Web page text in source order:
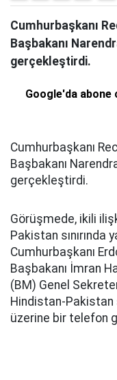
Cumhurbaşkanı
Başbakanı
gerçekleştirdi.
Google'da abone
Cumhurbaşkanı
Başbakanı
gerçekleştirdi.
Görüşmede, ikili
Pakistan sınırında
Cumhurbaşkanı
Başbakanı İmran
(BM) Genel
Hindistan-Pakistan
üzerine bir telefon